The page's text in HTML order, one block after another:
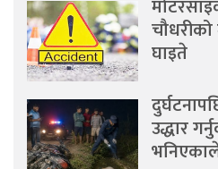
चौधरीको
घाइते
उद्धार